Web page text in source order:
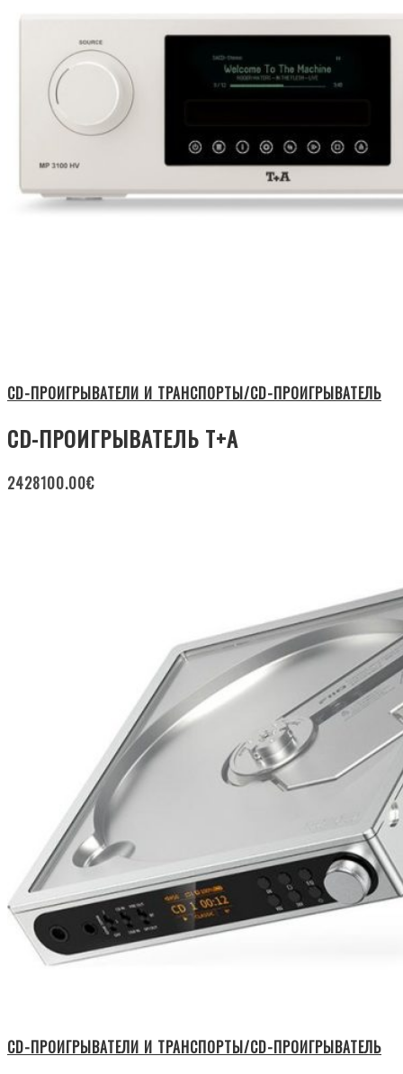
CD-ПРОИГРЫВАТЕЛИ И ТРАНСПОРТЫ/CD-ПРОИГРЫВАТЕЛЬ
CD-ПРОИГРЫВАТЕЛЬ T+A
2428100.00€
CD-ПРОИГРЫВАТЕЛИ И ТРАНСПОРТЫ/CD-ПРОИГРЫВАТЕЛЬ